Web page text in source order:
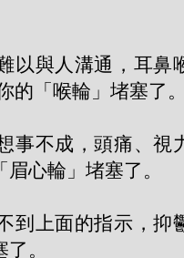
以與人溝通，耳鼻
的「喉輪」堵塞了
事不成，頭痛、視
心輪」堵塞了。
到上面的指示，抑
。